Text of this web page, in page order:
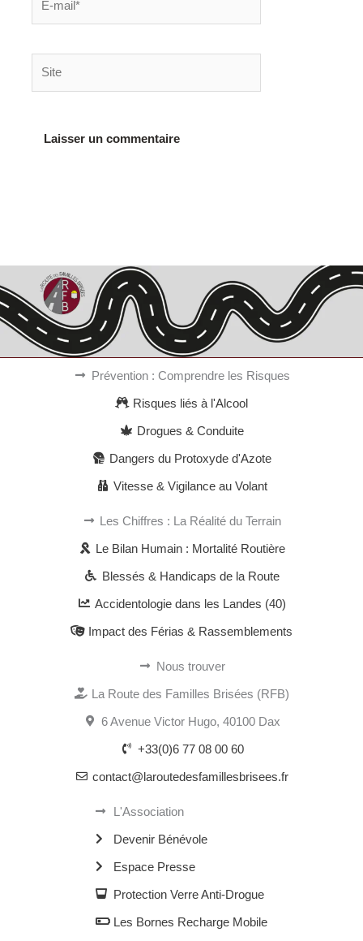
mail*
Prévention : Comprendre les Risques
Risques liés à l'Alcool
Drogues & Conduite
Dangers du Protoxyde d'Azote
Vitesse & Vigilance au Volant
Les Chiffres : La Réalité du Terrain
Le Bilan Humain : Mortalité Routière
Blessés & Handicaps de la Route
Accidentologie dans les Landes (40)
Impact des Férias & Rassemblements
Nous trouver
La Route des Familles Brisées (RFB)
6 Avenue Victor Hugo, 40100 Dax
+33(0)6 77 08 00 60
contact@laroutedesfamillesbrisees.fr
L'Association
Devenir Bénévole
Espace Presse
Protection Verre Anti-Drogue
Les Bornes Recharge Mobile